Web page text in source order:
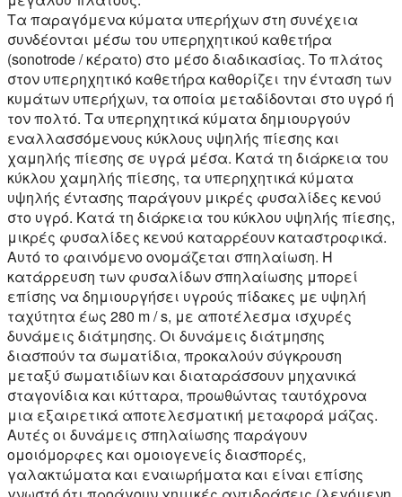
Τα παραγόμενα κύματα υπερήχων στη συνέχεια
συνδέονται μέσω του υπερηχητικού καθετήρα
(sonotrode / κέρατο) στο μέσο διαδικασίας. Το πλάτος
στον υπερηχητικό καθετήρα καθορίζει την ένταση των
κυμάτων υπερήχων, τα οποία μεταδίδονται στο υγρό ή
τον πολτό. Τα υπερηχητικά κύματα δημιουργούν
εναλλασσόμενους κύκλους υψηλής πίεσης και
χαμηλής πίεσης σε υγρά μέσα. Κατά τη διάρκεια του
κύκλου χαμηλής πίεσης, τα υπερηχητικά κύματα
υψηλής έντασης παράγουν μικρές φυσαλίδες κενού
στο υγρό. Κατά τη διάρκεια του κύκλου υψηλής πίεσης,
μικρές φυσαλίδες κενού καταρρέουν καταστροφικά.
Αυτό το φαινόμενο ονομάζεται σπηλαίωση. Η
κατάρρευση των φυσαλίδων σπηλαίωσης μπορεί
επίσης να δημιουργήσει υγρούς πίδακες με υψηλή
ταχύτητα έως 280 m / s, με αποτέλεσμα ισχυρές
δυνάμεις διάτμησης. Οι δυνάμεις διάτμησης
διασπούν τα σωματίδια, προκαλούν σύγκρουση
μεταξύ σωματιδίων και διαταράσσουν μηχανικά
σταγονίδια και κύτταρα, προωθώντας ταυτόχρονα
μια εξαιρετικά αποτελεσματική μεταφορά μάζας.
Αυτές οι δυνάμεις σπηλαίωσης παράγουν
ομοιόμορφες και ομοιογενείς διασπορές,
γαλακτώματα και εναιωρήματα και είναι επίσης